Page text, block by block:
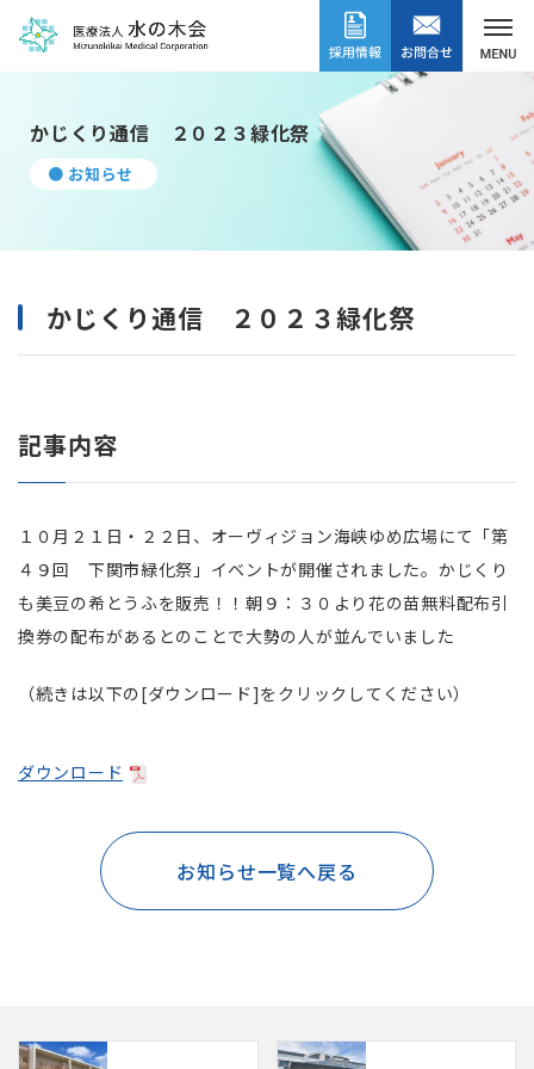
かじくり通信 ２０２３緑化祭
● お知らせ
かじくり通信 ２０２３緑化祭
記事内容
１０月２１日・２２日、オーヴィジョン海峡ゆめ広場にて「第
４９回 下関市緑化祭」イベントが開催されました。かじくり
も美豆の希とうふを販売！！朝９：３０より花の苗無料配布引
換券の配布があるとのことで大勢の人が並んでいました
（続きは以下の[ダウンロード]をクリックしてください）
ダウンロード
お知らせ一覧へ戻る